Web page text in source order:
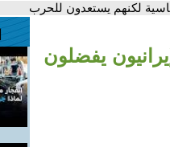
لكنهم يستعدون للحرب
يفضلون